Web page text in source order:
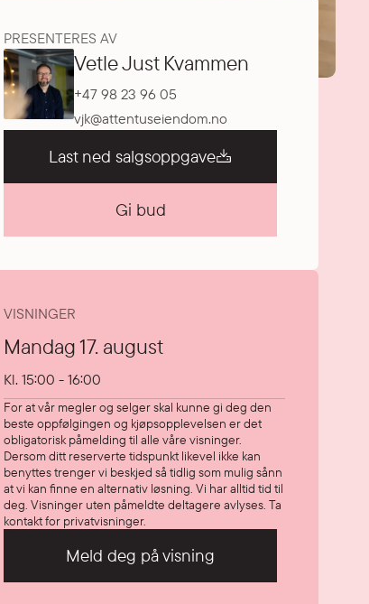
PRESENTERES AV
Vetle Just Kvammen
+47 98 23 96 05
vjk@attentuseiendom.no
Last ned salgsoppgave
Gi bud
VISNINGER
Mandag 17. august
Kl.15:00 - 16:00
For at vår megler og selger skal kunne gi deg den
beste oppfølgingen og kjøpsopplevelsen er det
obligatorisk påmelding til alle våre visninger.
Dersom ditt reserverte tidspunkt likevel ikke kan
benyttes trenger vi beskjed så tidlig som mulig sånn
at vi kan finne en alternativ løsning. Vi har alltid tid til
deg. Visninger uten påmeldte deltagere avlyses. Ta
kontakt for privatvisninger.
Meld deg på visning